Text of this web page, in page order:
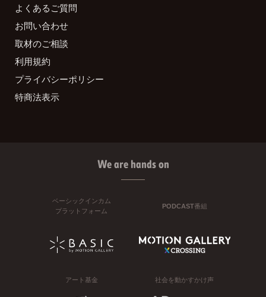
よくあるご質問
お問い合わせ
取材のご相談
利用規約
プライバシーポリシー
特商法表示
We are hands on
ベーシックインカム
プラットフォーム
PODCAST番組
アート基金 社会を動かすかけ声